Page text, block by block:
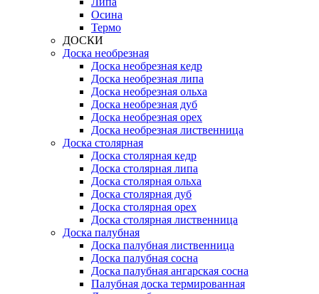
Осина
Термо
ДОСКИ
Доска необрезная
Доска необрезная кедр
Доска необрезная липа
Доска необрезная ольха
Доска необрезная дуб
Доска необрезная орех
Доска необрезная лиственница
Доска столярная
Доска столярная кедр
Доска столярная липа
Доска столярная ольха
Доска столярная дуб
Доска столярная орех
Доска столярная лиственница
Доска палубная
Доска палубная лиственница
Доска палубная сосна
Доска палубная ангарская сосна
Палубная доска термированная